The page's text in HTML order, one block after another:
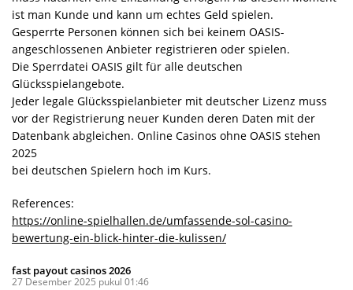
ist man Kunde und kann um echtes Geld spielen.
Gesperrte Personen können sich bei keinem OASIS-
angeschlossenen Anbieter registrieren oder spielen.
Die Sperrdatei OASIS gilt für alle deutschen
Glücksspielangebote.
Jeder legale Glücksspielanbieter mit deutscher Lizenz muss
vor der Registrierung neuer Kunden deren Daten mit der
Datenbank abgleichen. Online Casinos ohne OASIS stehen
2025
bei deutschen Spielern hoch im Kurs.
References:
https://online-spielhallen.de/umfassende-sol-casino-
bewertung-ein-blick-hinter-die-kulissen/
fast payout casinos 2026
27 Desember 2025 pukul 01:46